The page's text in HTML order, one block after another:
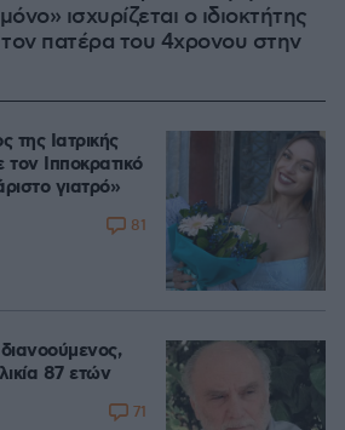
ισχυρίζεται ο ιδιοκτήτης
πατέρα του 4χρονου στην
της Ιατρικής
Ιπποκρατικό
γιατρό»
81
87 ετών
71